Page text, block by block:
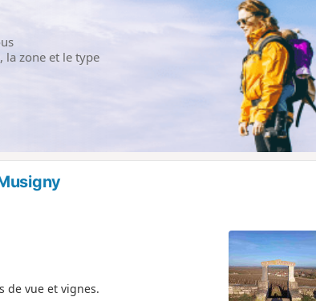
la zone et le type
de vue et vignes.